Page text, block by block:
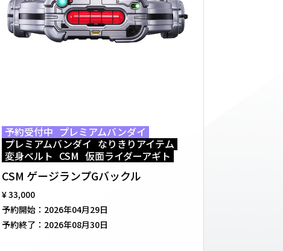
予約受付中 プレミアムバンダイ
プレミアムバンダイ なりきりアイテム
変身ベルト CSM 仮面ライダーアギト
CSM ゲージランプGバックル
¥ 33,000
予約開始： 2026年04月29日
予約終了： 2026年08月30日